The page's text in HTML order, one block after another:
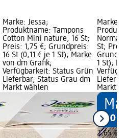
Marke: Jessa;
Produktname: Tampons
Cotton Mini nature, 16 St;
Preis: 1,75 €; Grundpreis:
16 St (0,11 € je 1 St); Marke
von dm Grafik;
Verfügbarkeit: Status Grün
Lieferbar, Status Grau dm
Markt wählen
Marke:
Normal
St;
1 St);
Markt
2,65 €